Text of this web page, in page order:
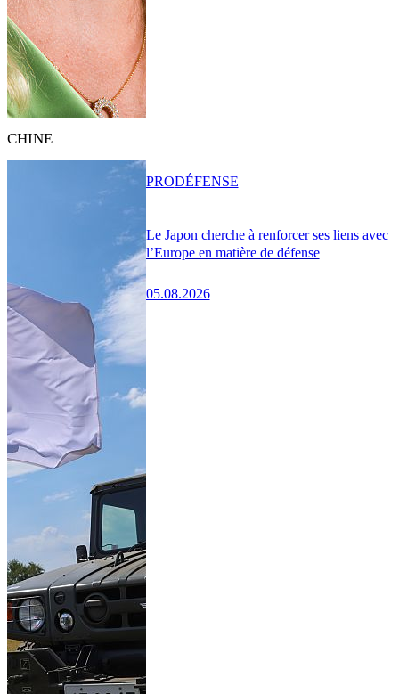
CHINE
Le Japon cherche à renforcer ses liens avec
l’Europe en matière de défense
05.08.2026
PRODÉFENSE